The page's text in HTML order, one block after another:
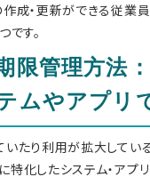
作成・更新ができる従業
です。
限管理方法
ムやアプリ
いたり利用が拡大してい
化したシステム・アプリ